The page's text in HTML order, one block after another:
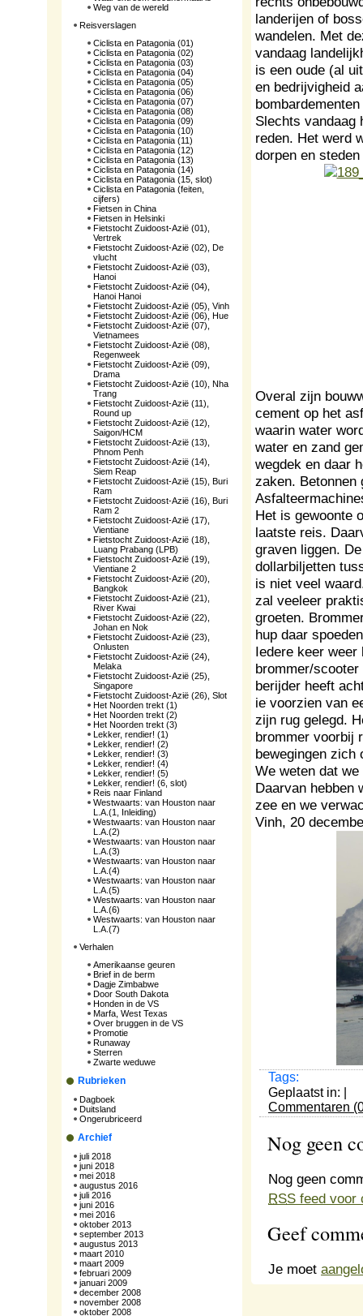
Weg van de wereld
Reisverslagen
Ciclista en Patagonia (01)
Ciclista en Patagonia (02)
Ciclista en Patagonia (03)
Ciclista en Patagonia (04)
Ciclista en Patagonia (05)
Ciclista en Patagonia (06)
Ciclista en Patagonia (07)
Ciclista en Patagonia (08)
Ciclista en Patagonia (09)
Ciclista en Patagonia (10)
Ciclista en Patagonia (11)
Ciclista en Patagonia (12)
Ciclista en Patagonia (13)
Ciclista en Patagonia (14)
Ciclista en Patagonia (15, slot)
Ciclista en Patagonia (feiten,
cijfers)
Fietsen in China
Fietsen in Helsinki
Fietstocht Zuidoost-Azië (01),
Vertrek
Fietstocht Zuidoost-Azië (02), De
vlucht
Fietstocht Zuidoost-Azië (03),
Hanoi
Fietstocht Zuidoost-Azië (04),
Hanoi Hanoi
Fietstocht Zuidoost-Azië (05), Vinh
Fietstocht Zuidoost-Azië (06), Hue
Fietstocht Zuidoost-Azië (07),
Vietnamees
Fietstocht Zuidoost-Azië (08),
Regenweek
Fietstocht Zuidoost-Azië (09),
Drama
Fietstocht Zuidoost-Azië (10), Nha
Trang
Fietstocht Zuidoost-Azië (11),
Round up
Fietstocht Zuidoost-Azië (12),
Saigon/HCM
Fietstocht Zuidoost-Azië (13),
Phnom Penh
Fietstocht Zuidoost-Azië (14),
Siem Reap
Fietstocht Zuidoost-Azië (15), Buri
Ram
Fietstocht Zuidoost-Azië (16), Buri
Ram 2
Fietstocht Zuidoost-Azië (17),
Vientiane
Fietstocht Zuidoost-Azië (18),
Luang Prabang (LPB)
Fietstocht Zuidoost-Azië (19),
Vientiane 2
Fietstocht Zuidoost-Azië (20),
Bangkok
Fietstocht Zuidoost-Azië (21),
River Kwai
Fietstocht Zuidoost-Azië (22),
Johan en Nok
Fietstocht Zuidoost-Azië (23),
Onlusten
Fietstocht Zuidoost-Azië (24),
Melaka
Fietstocht Zuidoost-Azië (25),
Singapore
Fietstocht Zuidoost-Azië (26), Slot
Het Noorden trekt (1)
Het Noorden trekt (2)
Het Noorden trekt (3)
Lekker, rendier! (1)
Lekker, rendier! (2)
Lekker, rendier! (3)
Lekker, rendier! (4)
Lekker, rendier! (5)
Lekker, rendier! (6, slot)
Reis naar Finland
Westwaarts: van Houston naar
L.A.(1, Inleiding)
Westwaarts: van Houston naar
L.A.(2)
Westwaarts: van Houston naar
L.A.(3)
Westwaarts: van Houston naar
L.A.(4)
Westwaarts: van Houston naar
L.A.(5)
Westwaarts: van Houston naar
L.A.(6)
Westwaarts: van Houston naar
L.A.(7)
Verhalen
Amerikaanse geuren
Brief in de berm
Dagje Zimbabwe
Door South Dakota
Honden in de VS
Marfa, West Texas
Over bruggen in de VS
Promotie
Runaway
Sterren
Zwarte weduwe
Rubrieken
Dagboek
Duitsland
Ongerubriceerd
Archief
juli 2018
juni 2018
mei 2018
augustus 2016
juli 2016
juni 2016
mei 2016
oktober 2013
september 2013
augustus 2013
maart 2010
maart 2009
februari 2009
januari 2009
december 2008
november 2008
oktober 2008
landerijen of
wandelen. Met
vandaag
is een oude (al
en bedrijvigheid
Slechts vandaag
reden. Het werd
dorpen en
Overal zijn
cement op het
waarin water
water en zand
wegdek en daar
zaken. Betonnen
Het is gewoonte
laatste reis.
graven liggen.
dollarbiljetten
is niet veel
zal veeleer
groeten.
hup daar
Iedere keer
brommer/
berijder heeft
ie voorzien van
zijn rug gelegd.
brommer voorbij
bewegingen zich
We weten dat
Daarvan hebben
zee en we
Vinh, 20
Tags:
Geplaatst in: |
Commentaren
Nog geen
Nog geen
RSS feed voor
Geef
Je moet